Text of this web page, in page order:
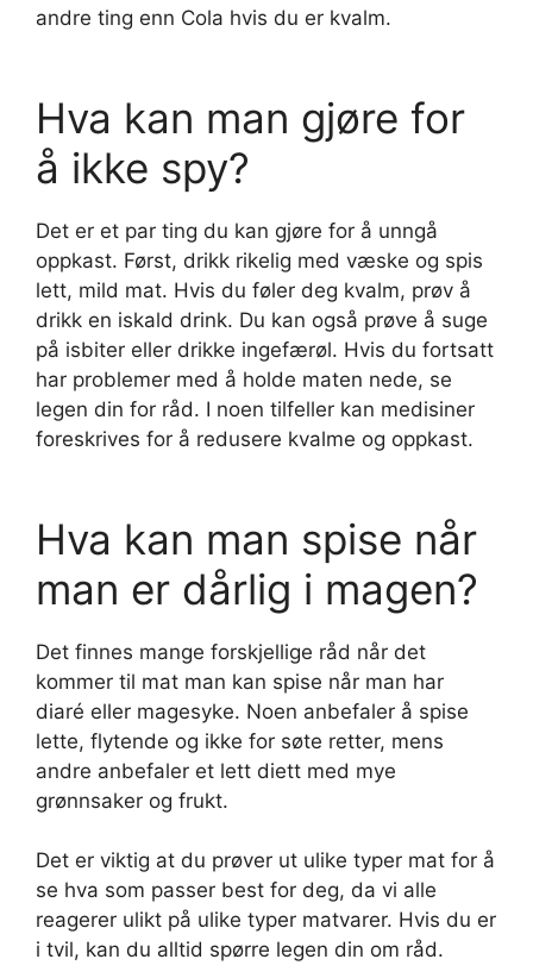
andre ting enn Cola hvis du er kvalm.
Hva kan man gjøre for
å ikke spy?
Det er et par ting du kan gjøre for å unngå
oppkast. Først, drikk rikelig med væske og spis
lett, mild mat. Hvis du føler deg kvalm, prøv å
drikk en iskald drink. Du kan også prøve å suge
på isbiter eller drikke ingefærøl. Hvis du fortsatt
har problemer med å holde maten nede, se
legen din for råd. I noen tilfeller kan medisiner
foreskrives for å redusere kvalme og oppkast.
Hva kan man spise når
man er dårlig i magen?
Det finnes mange forskjellige råd når det
kommer til mat man kan spise når man har
diaré eller magesyke. Noen anbefaler å spise
lette, flytende og ikke for søte retter, mens
andre anbefaler et lett diett med mye
grønnsaker og frukt.
Det er viktig at du prøver ut ulike typer mat for å
se hva som passer best for deg, da vi alle
reagerer ulikt på ulike typer matvarer. Hvis du er
i tvil, kan du alltid spørre legen din om råd.